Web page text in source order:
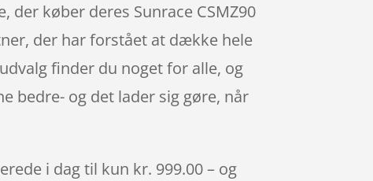
der køber deres Sunrace CSMZ90
der har forstået at dække hele
finder du noget for alle, og
bedre- og det lader sig gøre, når
i dag til kun kr. 999.00 – og